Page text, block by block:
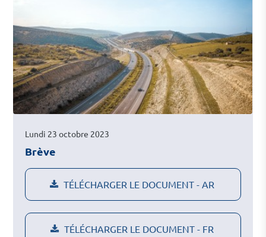
Lundi 23 octobre 2023
Brève
TÉLÉCHARGER LE DOCUMENT - AR
TÉLÉCHARGER LE DOCUMENT - FR